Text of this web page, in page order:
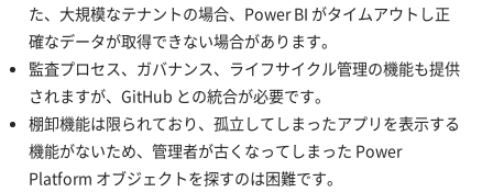
た、大規模なテナントの場合、Power BI がタイムアウトし正
確なデータが取得できない場合があります。
監査プロセス、ガバナンス、ライフサイクル管理の機能も提供
されますが、GitHub との統合が必要です。
棚卸機能は限られており、孤立してしまったアプリを表示する
機能がないため、管理者が古くなってしまった Power
Platform オブジェクトを探すのは困難です。